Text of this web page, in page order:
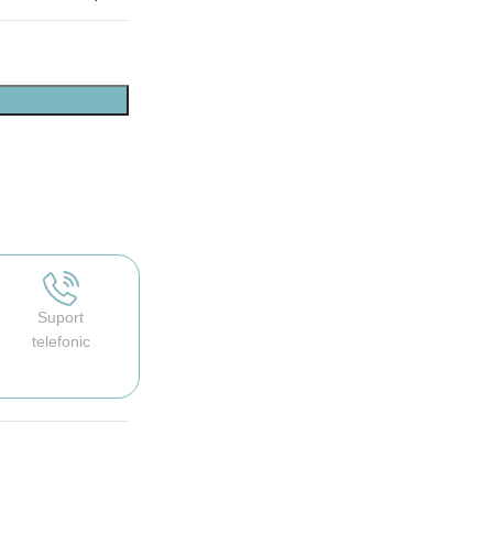
Suport
telefonic